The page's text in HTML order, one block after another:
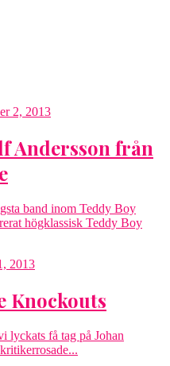
2, 2013
Andersson från
band inom Teddy Boy
högklassisk Teddy Boy
2013
Knockouts
lyckats få tag på Johan